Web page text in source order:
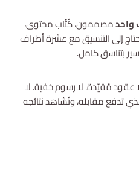
واحدمصممون، كُتّاب محتوى،
إلى التنسيق مع عشرة أطراف
بتناسق كامل.
عقود مُقيّدة. لا رسوم خفية. لا
تدفع مقابله، وتُشاهد نتائجه